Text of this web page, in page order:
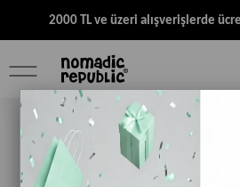
2000 TL ve üzeri alışverişlerde